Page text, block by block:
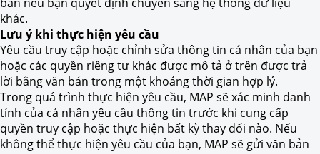
khác.
Lưu ý khi thực hiện yêu cầu
Yêu cầu truy cập hoặc chỉnh sửa thông tin cá nhân của bạn
hoặc các quyền riêng tư khác được mô tả ở trên được trả
lời bằng văn bản trong một khoảng thời gian hợp lý.
Trong quá trình thực hiện yêu cầu, MAP sẽ xác minh danh
tính của cá nhân yêu cầu thông tin trước khi cung cấp
quyền truy cập hoặc thực hiện bất kỳ thay đổi nào. Nếu
không thể thực hiện yêu cầu của bạn, MAP sẽ gửi văn bản